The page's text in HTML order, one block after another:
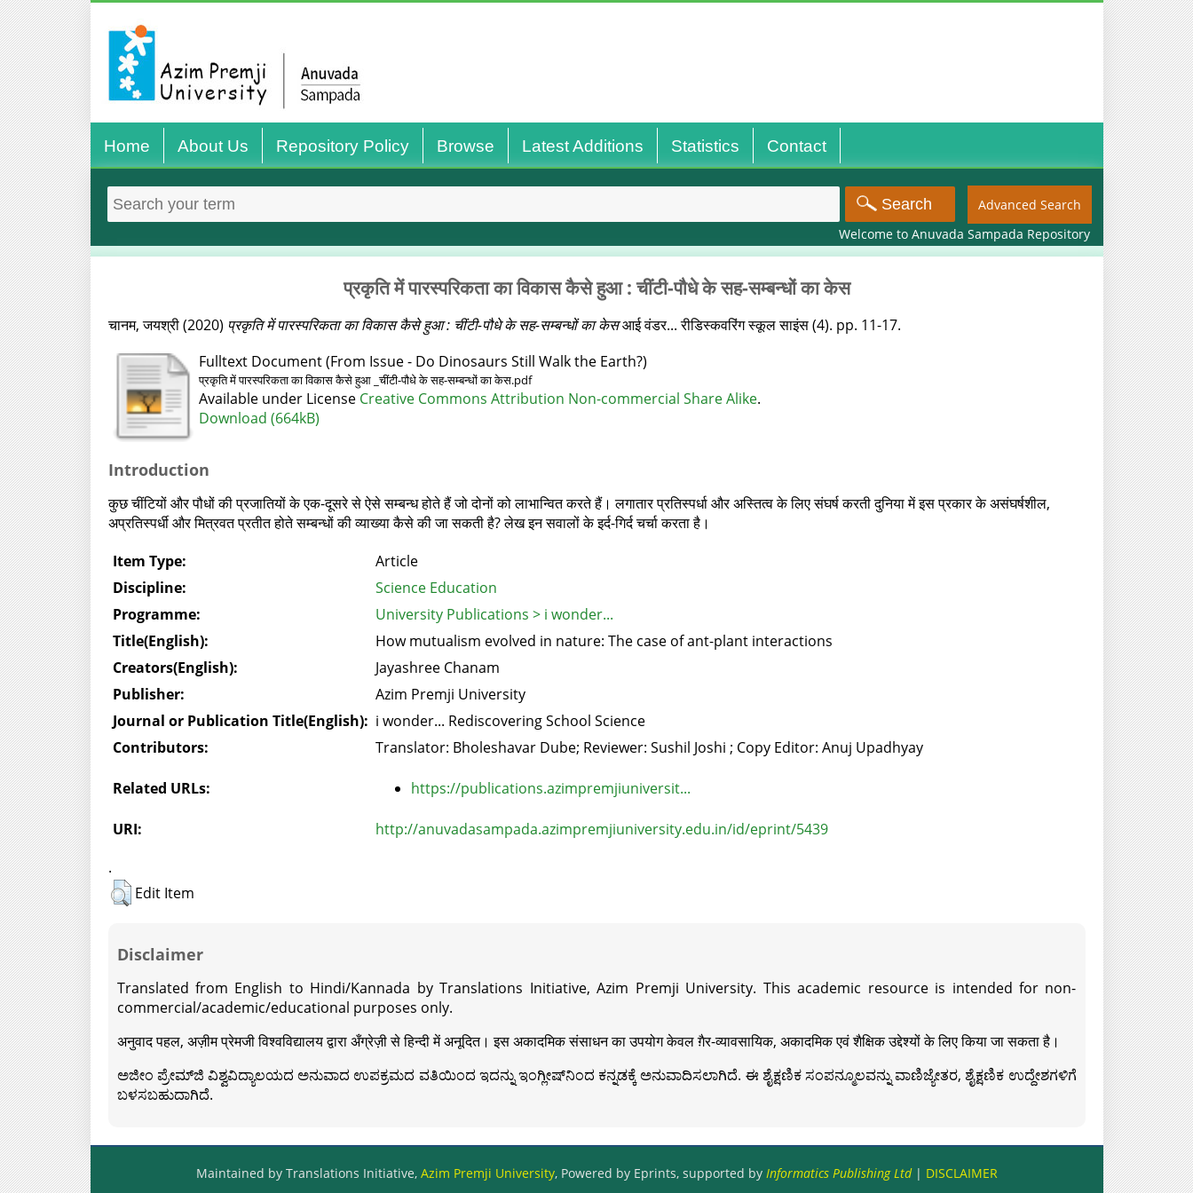
Home About Us Repository Policy Browse Latest Additions Statistics Contact
Advanced Search
Welcome to Anuvada Sampada Repository
प्रकृति में पारस्परिकता का विकास कैसे हुआ : चींटी-पौधे के सह-सम्बन्धों का केस
चानम, जयश्री(2020) प्रकृति में पारस्परिकता का विकास कैसे हुआ : चींटी-पौधे के सह-सम्बन्धों का केसआई वंडर... रीडिस्‍कवरिंग स्‍कूल साइंस (4). pp. 11-17.
Fulltext Document (From Issue - Do Dinosaurs Still Walk the Earth?)
प्रकृति में पारस्परिकता का विकास कैसे हुआ _चींटी-पौधे के सह-सम्बन्धों का केस.pdf
Available under License Creative Commons Attribution Non-commercial Share Alike.
Download (664kB)
Introduction
कुछ चींटियों और पौधों की प्रजातियों के एक-दूसरे से ऐसे सम्बन्ध होते हैं जो दोनों को लाभान्वित करते हैं। लगातार प्रतिस्पर्धा और अस्तित्व के लिए संघर्ष करती दुनिया में इस प्रकार के असंघर्षशील,
अप्रतिस्पर्धी और मित्रवत प्रतीत होते सम्बन्धों की व्याख्या कैसे की जा सकती है? लेख इन सवालों के इर्द-गिर्द चर्चा करता है।
Item Type:
Article
Discipline:
Science Education
Programme:
University Publications > i wonder...
Title(English):
How mutualism evolved in nature: The case of ant-plant interactions
Creators(English):
Jayashree Chanam
Publisher:
Azim Premji University
Journal or Publication Title(English): i wonder... Rediscovering School Science
Contributors:
Translator: Bholeshavar Dube; Reviewer: Sushil Joshi ; Copy Editor: Anuj Upadhyay
Related URLs: https://publications.azimpremjiuniversit...
URI:
http://anuvadasampada.azimpremjiuniversity.edu.in/id/eprint/5439
.
Edit Item
Disclaimer
Translated from English to Hindi/Kannada by Translations Initiative, Azim Premji University. This academic resource is intended for non-
commercial/academic/educational purposes only.
अनुवाद पहल, अज़ीम प्रेमजी विश्वविद्यालय द्वारा अँग्रेज़ी से हिन्दी में अनूदित। इस अकादमिक संसाधन का उपयोग केवल ग़ैर-व्यावसायिक, अकादमिक एवं शैक्षिक उद्देश्यों के लिए किया जा सकता है।
ಅಜೀಂ ಪ್ರೇಮ್‍ಜಿ ವಿಶ್ವವಿದ್ಯಾಲಯದ ಅನುವಾದ ಉಪಕ್ರಮದ ವತಿಯಿಂದ ಇದನ್ನು ಇಂಗ್ಲೀಷ್‍ನಿಂದ ಕನ್ನಡಕ್ಕೆ ಅನುವಾದಿಸಲಾಗಿದೆ. ಈ ಶೈಕ್ಷಣಿಕ ಸಂಪನ್ಮೂಲವನ್ನು ವಾಣಿಜ್ಯೇತರ, ಶೈಕ್ಷಣಿಕ ಉದ್ದೇಶಗಳಿಗೆ
ಬಳಸಬಹುದಾಗಿದೆ.
Maintained by Translations Initiative, Azim Premji University, Powered by Eprints, supported by Informatics Publishing Ltd| DISCLAIMER